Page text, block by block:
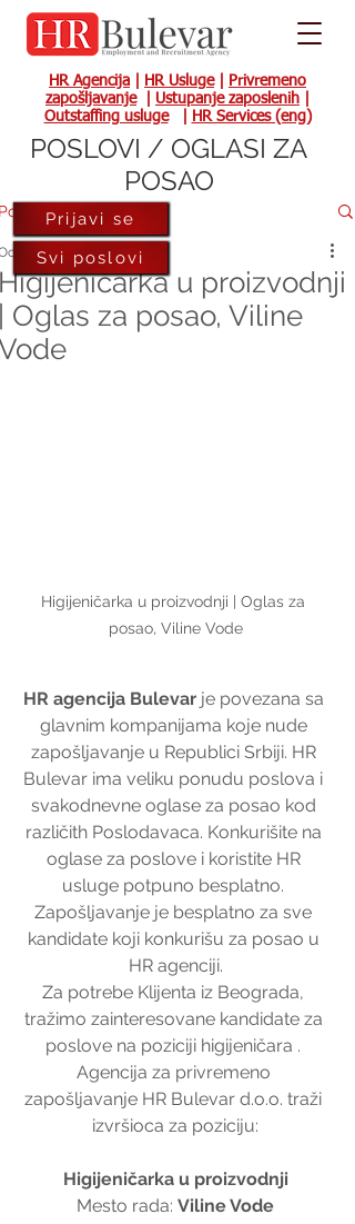
HR Agencija HR Usluge|
Privremeno
zapošljavanje| Ustupanje zaposlenih
Outstaffing usluge| HR Services (eng)
u proizvodnji
Oglas za posao, Viline
10, 2023
Higijeničarka u proizvodnji | Oglas za
posao, Viline Vode
HR agencija Bulevar je povezana sa
glavnim kompanijama koje nude
zapošljavanje u Republici Srbiji. HR
Bulevar ima veliku ponudu poslova i
svakodnevne oglase za posao kod
različith Poslodavaca. Konkurišite na
oglase za poslove i koristite HR
usluge potpuno besplatno.
Zapošljavanje je besplatno za sve
kandidate koji konkurišu za posao u
HR agenciji.
Za potrebe Klijenta iz Beograda,
tražimo zainteresovane kandidate za
poslove na poziciji higijeničara .
Agencija za privremeno
zapošljavanje HR Bulevar d.o.o. traži
izvršioca za poziciju:
Higijeničarka u proizvodnji
Mesto rada: Viline Vode
Prijavi se
Svi poslovi
POSLOVI / OGLASI ZA
POSAO